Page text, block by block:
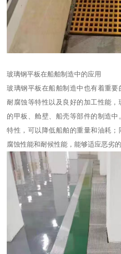
玻璃钢平板在船舶制造中的应用
玻璃钢平板在船舶制造中也有着重要
耐腐蚀等特性以及良好的加工性能
的甲板、舱壁、船壳等部件的制造
特性，可以降低船舶的重量和油耗
腐蚀性能和耐候性能，能够适应恶劣